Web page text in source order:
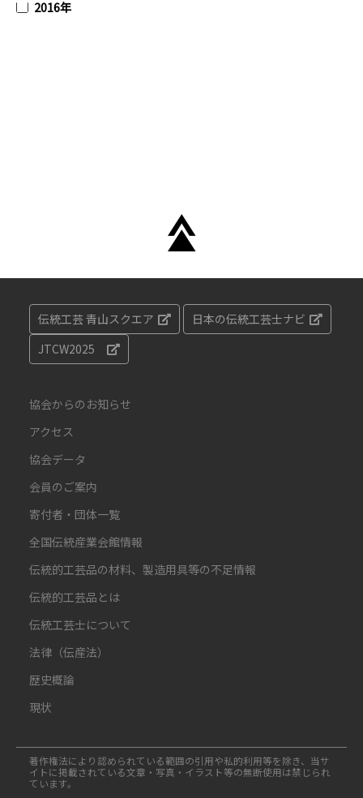
2016年
伝統工芸 青山スクエア
日本の伝統工芸士ナビ
JTCW2025
協会からのお知らせ
アクセス
協会データ
会員のご案内
寄付者・団体一覧
全国伝統産業会館情報
伝統的工芸品の材料、製造用具等の不足情報
伝統的工芸品とは
伝統工芸士について
法律（伝産法）
歴史概論
現状
著作権法により認められている範囲の引用や私的利用等を除き、当サ
イトに掲載されている文章・写真・イラスト等の無断使用は禁じられ
ています。